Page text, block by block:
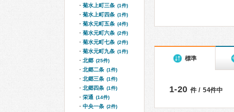
標準
1-20 件 / 54件中
菊水上町三条 (1件)
菊水上町四条 (1件)
菊水元町五条 (4件)
菊水元町六条 (2件)
菊水元町七条 (2件)
菊水元町九条 (1件)
北郷 (25件)
北郷二条 (1件)
北郷三条 (1件)
北郷四条 (1件)
栄通 (14件)
中央一条 (2件)